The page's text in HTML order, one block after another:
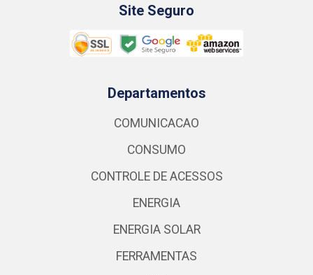
Site Seguro
Departamentos
COMUNICACAO
CONSUMO
CONTROLE DE ACESSOS
ENERGIA
ENERGIA SOLAR
FERRAMENTAS